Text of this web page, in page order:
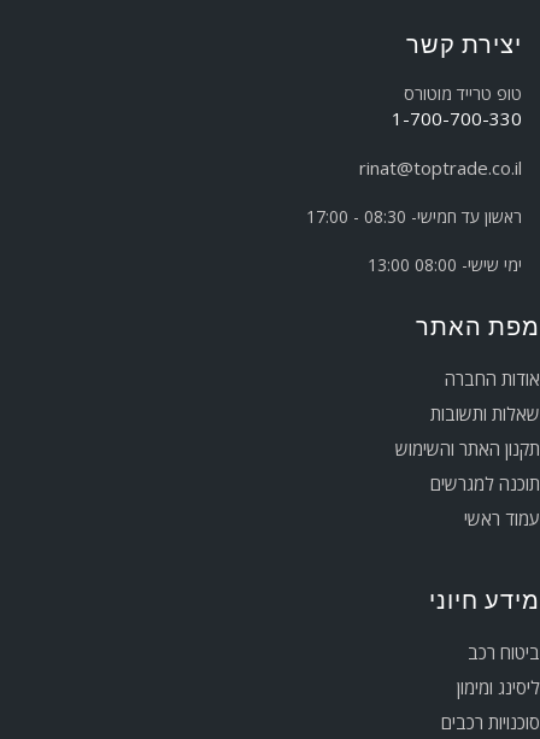
יצירת קשר
טופ טרייד מוטורס
1-700-700-330
rinat@toptrade.co.il
ראשון עד חמישי- 08:30 - 17:00
ימי שישי- 08:00 13:00
מפת האתר
אודות החברה
שאלות ותשובות
תקנון האתר והשימוש
תוכנה למגרשים
עמוד ראשי
מידע חיוני
ביטוח רכב
ליסינג ומימון
סוכנויות רכבים